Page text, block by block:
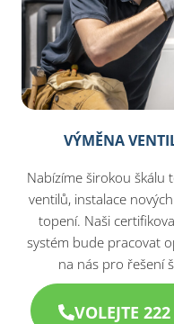
VÝMĚNA
Nabízíme širokou škálu
ventilů, instalace
topení. Naši
systém bude pracovat
na nás pro řešení
VOLEJTE